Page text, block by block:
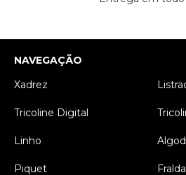
NAVEGAÇÃO
Xadrez
Tricoline Digital
Linho
Piquet Fralda